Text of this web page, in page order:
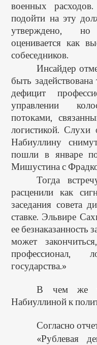
военных
подойти на эту
утверждено, но
оценивается как
собеседников.
Инсайдер
быть
дефицит
управлении
потоками,
логистикой. Слухи
Набиуллину
пошли в январе
Мишустина с
Тогда
расценили как
заседания совета
ставке. Эльвире
ее безнаказанность
может
профессионал,
государства.»
В чем же
Набиуллиной к
Согласно
«Рублевая